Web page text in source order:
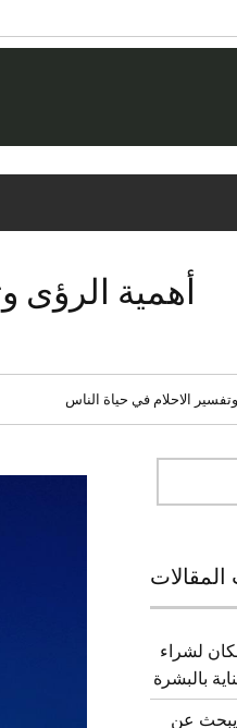
أهمية الرؤى
الاحلام في حياة الناس
لشراء
بالبشرة
عن